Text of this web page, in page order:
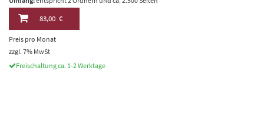
83,00 €
Preis pro Monat
zzgl. 7% MwSt
Freischaltung ca. 1-2 Werktage